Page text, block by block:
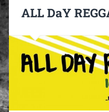
ALL DaY